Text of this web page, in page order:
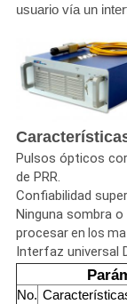
usuario vía un
Pulsos ópticos
de PRR.
Confiabilidad
Ninguna sombra
procesaren los
Interfaz universal
No.